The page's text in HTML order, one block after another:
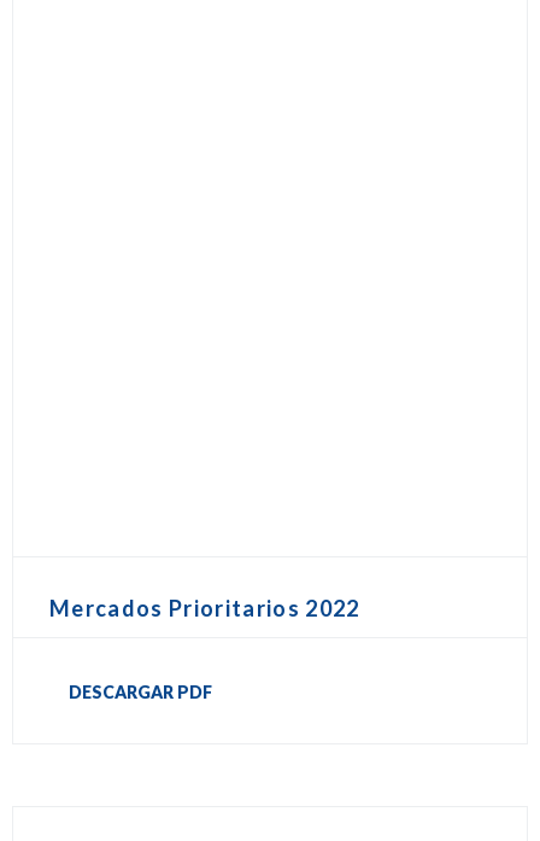
Mercados Prioritarios 2022
DESCARGAR PDF